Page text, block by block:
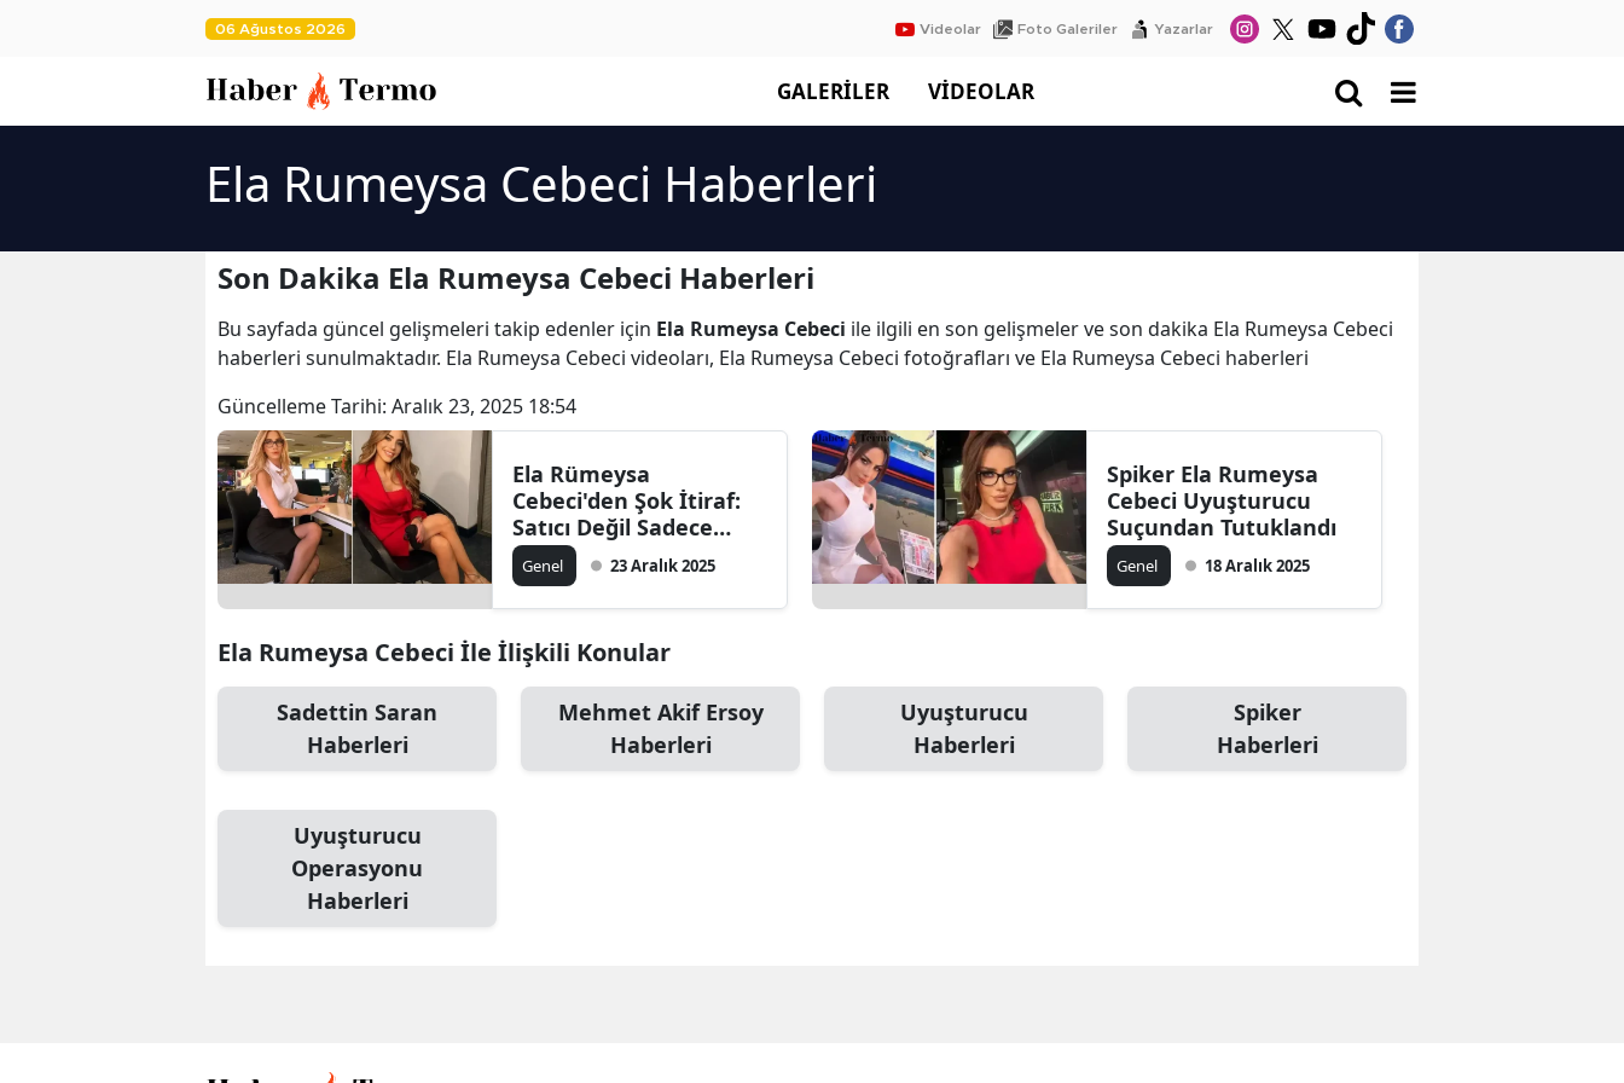
06 Ağustos 2026 Videolar Foto Galeriler Yazarlar
GALERİLER VİDEOLAR
Ela Rumeysa Cebeci Haberleri
Son Dakika Ela Rumeysa Cebeci Haberleri
Bu sayfada güncel gelişmeleri takip edenler için Ela Rumeysa Cebeci ile ilgili en son gelişmeler ve son dakika Ela Rumeysa Cebeci
haberleri sunulmaktadır. Ela Rumeysa Cebeci videoları, Ela Rumeysa Cebeci fotoğrafları ve Ela Rumeysa Cebeci haberleri
Güncelleme Tarihi: Aralık 23, 2025 18:54
Ela Rümeysa
Cebeci'den Şok İtiraf:
Satıcı Değil Sadece
Kullanıcıyım!
Genel 23 Aralık 2025
Spiker Ela Rumeysa
Cebeci Uyuşturucu
Suçundan Tutuklandı
Genel 18 Aralık 2025
Ela Rumeysa Cebeci İle İlişkili Konular
Sadettin Saran
Haberleri
Mehmet Akif Ersoy
Haberleri
Uyuşturucu
Haberleri
Spiker
Haberleri
Uyuşturucu
Operasyonu
Haberleri